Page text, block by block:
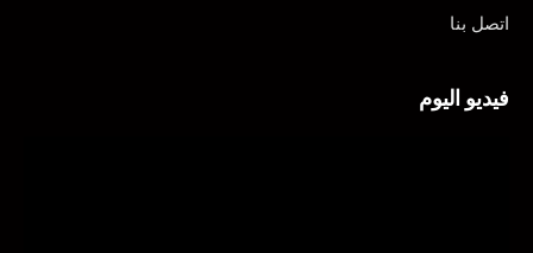
اتصل بنا
فيديو اليوم